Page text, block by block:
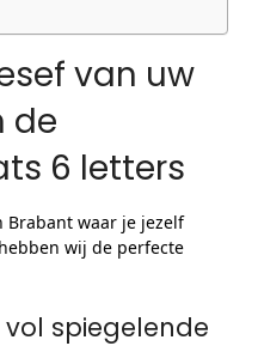
van uw
de
6 letters
Brabant waar je jezelf
wij de perfecte
vol spiegelende